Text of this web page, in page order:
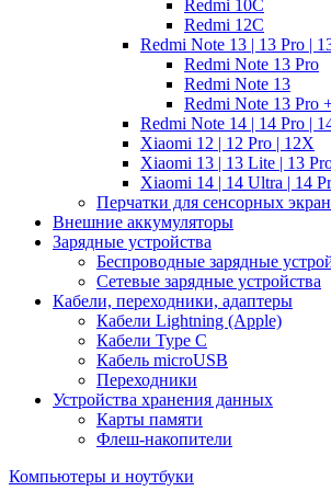
Redmi 10C
Redmi 12C
Redmi Note 13 | 13 Pro |
Redmi Note 13 Pro
Redmi Note 13
Redmi Note 13 Pro
Redmi Note 14 | 14 Pro |
Xiaomi 12 | 12 Pro | 12X
Xiaomi 13 | 13 Lite | 13
Xiaomi 14 | 14 Ultra | 14
Перчатки для сенсорных
Внешние аккумуляторы
Зарядные устройства
Беспроводные зарядные
Сетевые зарядные устройства
Кабели, переходники, адаптеры
Кабели Lightning (Apple)
Кабели Type C
Кабель microUSB
Переходники
Устройства хранения данных
Карты памяти
Флеш-накопители
Компьютеры и ноутбуки